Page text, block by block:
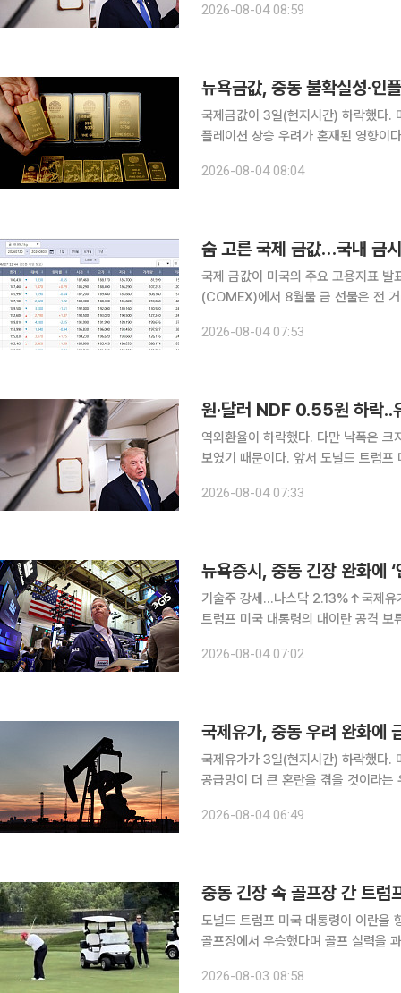
했다. 3일(현지시간) AP통신 등에
2026-08-04 08:59
뉴욕금값, 중동 불확실성·
국제금값이 3일(현지시간) 하락했다.
플레이션 상승 우려가 혼재된 영향이다. CNBC에 따르면 뉴욕상품거래소(COMEX)에서 거래
마감했다. 현물 금 가격은 온스당
2026-08-04 08:04
숨 고른 국제 금값…국내 금
국제 금값이 미국의 주요 고용지표 발표를 앞두고 소폭
(COMEX)에서 8월물 금 선물은 전
국내 금시세는 하락했다. 한국거래소
2026-08-04 07:53
원·달러 NDF 0.55원 하락..
역외환율이 하락했다. 다만 낙폭은
보였기 때문이다. 앞서 도널드 트럼
조업 구매관리자지수(PMI)가 55.6을
2026-08-04 07:33
뉴욕증시, 중동 긴장 완화에
기술주 강세…나스닥 2.13%↑국제유가 급락…WTI 5.1%↓
트럼프 미국 대통령의 대이란 공격 보
2026-08-04 07:02
국제유가, 중동 우려 완화
국제유가가 3일(현지시간) 하락했다.
공급망이 더 큰 혼란을 겪을 것이라는 우려가 완화됐다. 이날 뉴욕
런던ICE선물거래소의 브렌트유 10월
2026-08-04 06:49
중동 긴장 속 골프장 간 트
도널드 트럼프 미국 대통령이 이란을
골프장에서 우승했다며 골프 실력을 과시했다. 트럼프 대통령은 2일(현지시간)
2026-08-03 08:58